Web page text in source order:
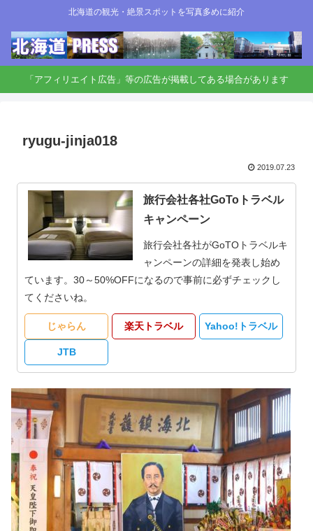
北海道の観光・絶景スポットを写真多めに紹介
「アフィリエイト広告」等の広告が掲載してある場合があります
ryugu-jinja018
2019.07.23
旅行会社各社GoToトラベル
キャンペーン
旅行会社各社がGoTOトラベルキ
ャンペーンの詳細を発表し始め
ています。30～50%OFFになるので事前に必ずチェックし
てくださいね。
じゃらん 楽天トラベル Yahoo!トラベル
JTB